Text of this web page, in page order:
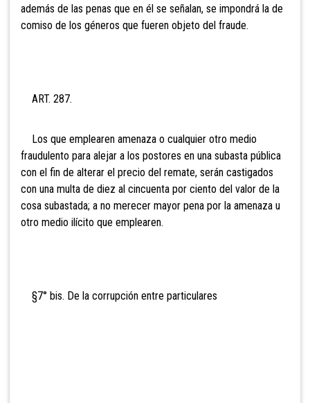
además de las penas que en él se señalan, se impondrá la de
comiso de los géneros que fueren objeto del fraude.
ART. 287.
Los que emplearen amenaza o cualquier otro medio
fraudulento para alejar a los postores en una subasta pública
con el fin de alterar el precio del remate, serán castigados
con una multa de diez al cincuenta por ciento del valor de la
cosa subastada; a no merecer mayor pena por la amenaza u
otro medio ilícito que emplearen.
§7° bis. De la corrupción entre particulares